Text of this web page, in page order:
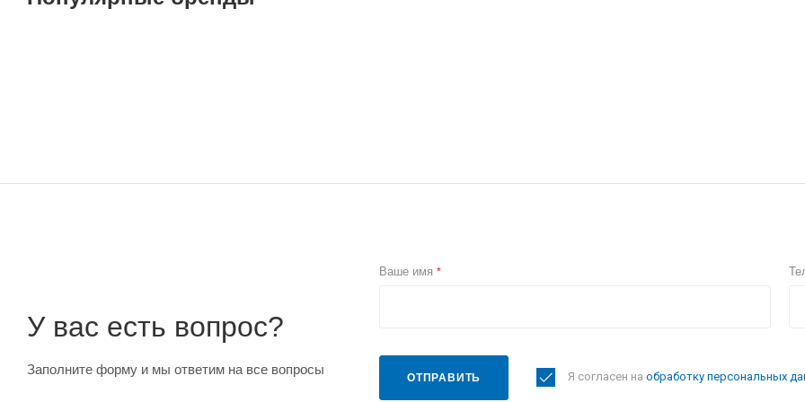
У вас есть вопрос?
Заполните форму и мы ответим на все вопросы
Ваше имя *
ОТПРАВИТЬ Я согласен наобработку персональных